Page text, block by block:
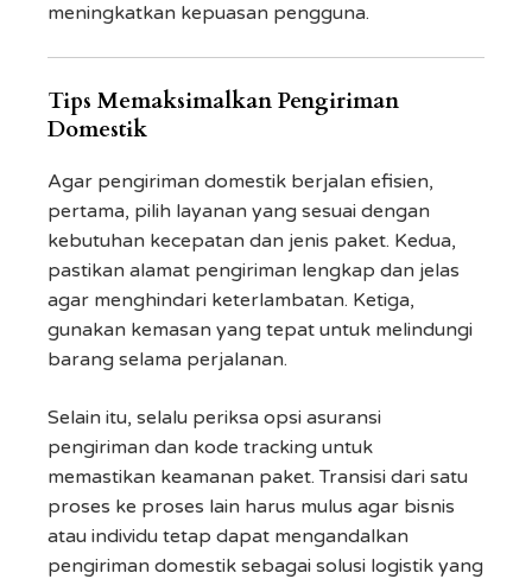
meningkatkan kepuasan pengguna.
Tips Memaksimalkan Pengiriman
Domestik
Agar pengiriman domestik berjalan efisien,
pertama, pilih layanan yang sesuai dengan
kebutuhan kecepatan dan jenis paket. Kedua,
pastikan alamat pengiriman lengkap dan jelas
agar menghindari keterlambatan. Ketiga,
gunakan kemasan yang tepat untuk melindungi
barang selama perjalanan.
Selain itu, selalu periksa opsi asuransi
pengiriman dan kode tracking untuk
memastikan keamanan paket. Transisi dari satu
proses ke proses lain harus mulus agar bisnis
atau individu tetap dapat mengandalkan
pengiriman domestik sebagai solusi logistik yang